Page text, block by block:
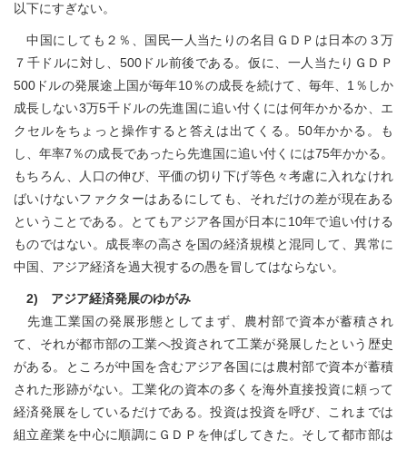
以下にすぎない。
中国にしても２％、国民一人当たりの名目ＧＤＰは日本の３万
７千ドルに対し、500ドル前後である。仮に、一人当たりＧＤＰ
500ドルの発展途上国が毎年10％の成長を続けて、毎年、1％しか
成長しない3万5千ドルの先進国に追い付くには何年かかるか、エ
クセルをちょっと操作すると答えは出てくる。50年かかる。も
し、年率7％の成長であったら先進国に追い付くには75年かかる。
もちろん、人口の伸び、平価の切り下げ等色々考慮に入れなけれ
ばいけないファクターはあるにしても、それだけの差が現在ある
ということである。とてもアジア各国が日本に10年で追い付ける
ものではない。成長率の高さを国の経済規模と混同して、異常に
中国、アジア経済を過大視するの愚を冒してはならない。
2) アジア経済発展のゆがみ
先進工業国の発展形態としてまず、農村部で資本が蓄積され
て、それが都市部の工業へ投資されて工業が発展したという歴史
がある。ところが中国を含むアジア各国には農村部で資本が蓄積
された形跡がない。工業化の資本の多くを海外直接投資に頼って
経済発展をしているだけである。投資は投資を呼び、これまでは
組立産業を中心に順調にＧＤＰを伸ばしてきた。そして都市部は